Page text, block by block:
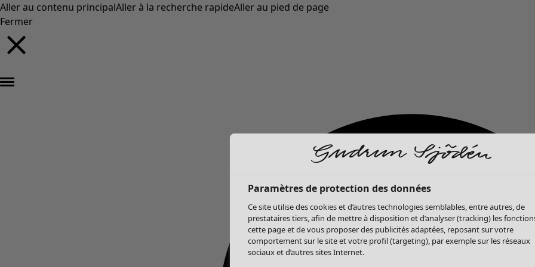
Aller au contenu principalAller à la recherche rapideAller au pied de page
Fermer
Paramètres de protection des données
Ce site utilise des cookies et d’autres technologies semblables, entre autres, de
prestataires tiers, afin de mettre à disposition et d’analyser (tracking) les
cette page et de vous proposer des publicités adaptées, reposant sur votre
comportement sur le site et votre profil (targeting), par exemple sur les réseaux
sociaux et d’autres sites Internet.